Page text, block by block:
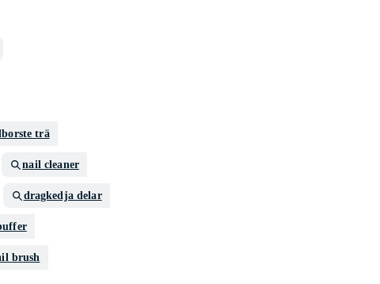
trä
nail cleaner
dragkedja delar
brush